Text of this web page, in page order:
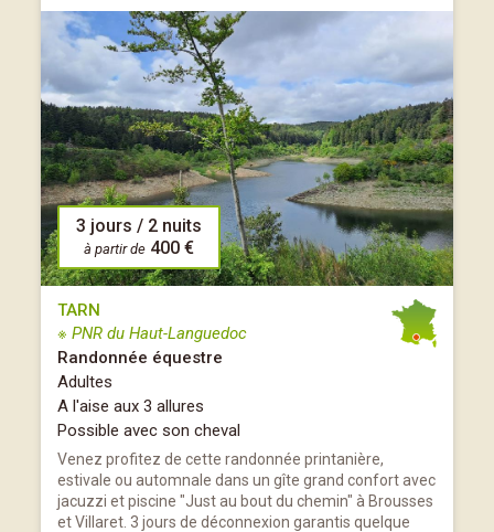
3 jours / 2 nuits
à partir de 400 €
TARN
※ PNR du Haut-Languedoc
Randonnée équestre
Adultes
A l'aise aux 3 allures
Possible avec son cheval
Venez profitez de cette randonnée printanière,
estivale ou automnale dans un gîte grand confort avec
jacuzzi et piscine "Just au bout du chemin" à Brousses
et Villaret. 3 jours de déconnexion garantis quelque